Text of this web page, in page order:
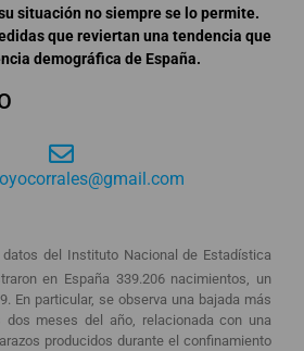
situación no siempre se lo permite.
que reviertan una tendencia que
demográfica de España.
del Instituto Nacional de Estadística
en España 339.206 nacimientos, un
En particular, se observa una bajada más
meses del año, relacionada con una
producidos durante el confinamiento